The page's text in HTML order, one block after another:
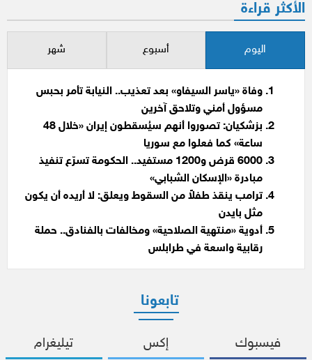
الأكثر قراءة
اليوم أسبوع شهر
وفاة «ياسر السيفاو» بعد تعذيب.. النيابة تأمر بحبس
مسؤول أمني وتلاحق آخرين
بزشكيان: تصوروا أنهم سيُسقطون إيران «خلال 48
ساعة» كما فعلوا مع سوريا
6000 قرض و1200 مستفيد.. الحكومة تسرّع تنفيذ
مبادرة «الإسكان الشبابي»
ترامب ينقذ طفلاً من السقوط ويعلق: لا أريده أن يكون
مثل بايدن
أدوية «منتهية الصلاحية» ومخالفات بالفنادق.. حملة
رقابية واسعة في طرابلس
تابعونا
فيسبوك إكس تيليغرام